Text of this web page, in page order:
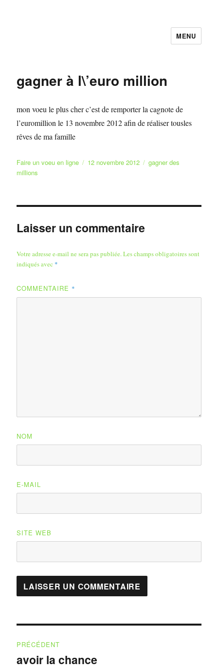
Faire et Ecrire un voeu gratuitement
MENU
gagner à l\’euro million
mon voeu le plus cher c’est de remporter la cagnote de
l’euromillion le 13 novembre 2012 afin de réaliser tousles
rêves de ma famille
Auteur
Faire un voeu en ligne
Publié
12 novembre 2012 Catégories
gagner des
millions
Laisser un commentaire
Votre adresse e-mail ne sera pas publiée.Les champs obligatoires sont
indiqués avec *
COMMENTAIRE *
NOM
E-MAIL
SITE WEB
de
PRÉCÉDENT
Publication
avoir la chance